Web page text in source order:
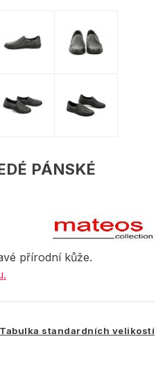
PÁNSKÉ
přírodní kůže.
Tabulka standardních velikostí